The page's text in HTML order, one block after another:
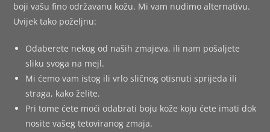
boji vašu fino održavanu kožu. Mi vam nudimo alternativu.
Uvijek tako poželjnu:
Odaberete nekog od naših zmajeva, ili nam pošaljete
sliku svoga na mejl.
Mi ćemo vam istog ili vrlo sličnog otisnuti sprijeda ili
straga, kako želite.
Pri tome ćete moći odabrati boju kože koju ćete imati dok
nosite vašeg tetoviranog zmaja.